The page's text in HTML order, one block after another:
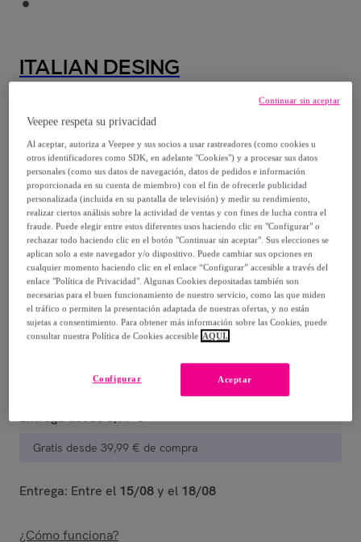
ITALIAN DESING
Kit manicura semipermanente #nude - 4x5
ml+2x100 ml
Modelo: Kit manicura semipermanente
#nude - 4x5 ml+2x100 ml
16,99 €
123,76 €
-86%
Vendido porPostquam Cosmetic
Entrega
Entrega desde3,99 €
Gratis desde 39,99 € de compra
Entrega: Entre el 15/08y el 18/08
¿Cómo funciona?
Veepee respeta su privacidad
Al aceptar, autoriza a Veepee y sus socios a usar rastreadores (como cookies u
otros identificadores como SDK, en adelante "Cookies") y a procesar sus datos
personales (como sus datos de navegación, datos de pedidos e información
proporcionada en su cuenta de miembro) con el fin de ofrecerle publicidad
personalizada (incluida en su pantalla de televisión) y medir su rendimiento,
realizar ciertos análisis sobre la actividad de ventas y con fines de lucha contra el
fraude. Puede elegir entre estos diferentes usos haciendo clic en "Configurar" o
rechazar todo haciendo clic en el botón "Continuar sin aceptar". Sus elecciones se
aplican solo a este navegador y/o dispositivo. Puede cambiar sus opciones en
cualquier momento haciendo clic en el enlace “Configurar” accesible a través del
enlace "Política de Privacidad". Algunas Cookies depositadas también son
necesarias para el buen funcionamiento de nuestro servicio, como las que miden
el tráfico o permiten la presentación adaptada de nuestras ofertas, y no están
sujetas a consentimiento. Para obtener más información sobre las Cookies, puede
consultar nuestra Política de Cookies accesible AQUÍ.
Aceptar
Configurar
Continuar sin aceptar